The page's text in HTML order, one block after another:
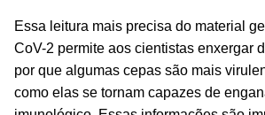
Essa leitura mais precisa do material
CoV-2 permite aos cientistas enxergar
por que algumas cepas são mais
como elas se tornam capazes de